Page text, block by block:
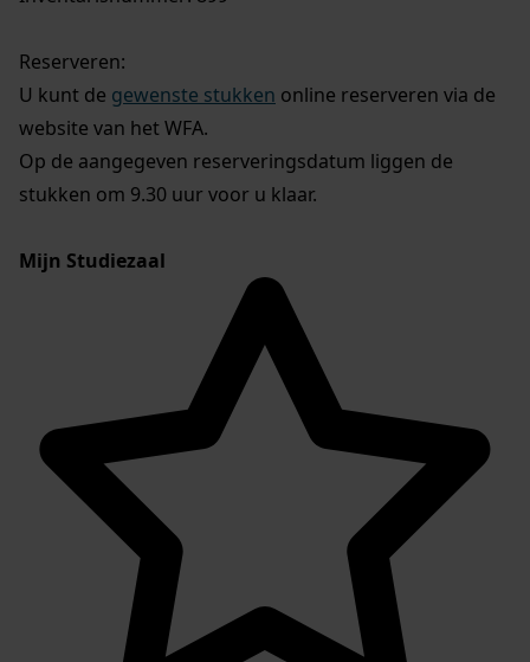
Reserveren:
U kunt de gewenste stukken online reserveren via de
website van het WFA.
Op de aangegeven reserveringsdatum liggen de
stukken om 9.30 uur voor u klaar.
Mijn Studiezaal